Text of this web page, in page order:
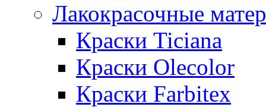
Лакокрасочные
Краски Ticiana
Краски Olecolor
Краски Farbitex